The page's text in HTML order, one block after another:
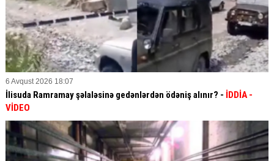
6 Avqust 2026 18:07
İlisuda Ramramay şəlaləsinə gedənlərdən ödəniş alınır? - İDDİA -
VİDEO